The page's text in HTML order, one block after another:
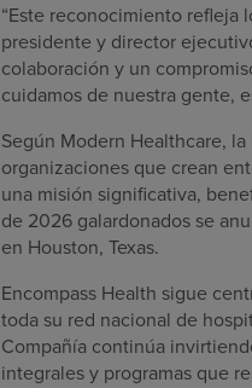
“Este reconocimiento refleja
presidente y director
colaboración y un
cuidamos de nuestra gente,
Según Modern Healthcare,
organizaciones que crean
una misión significativa,
de 2026 galardonados se
en Houston, Texas.
Encompass Health sigue
toda su red nacional de
Compañía continúa
integrales y programas que